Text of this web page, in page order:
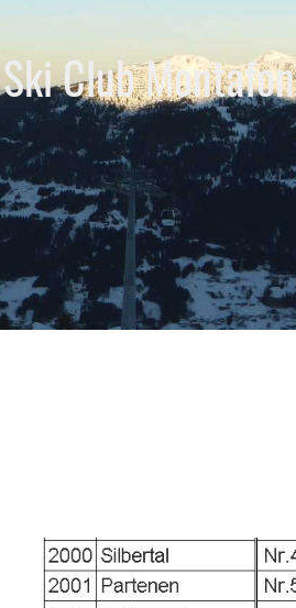
Ski Club Montafon